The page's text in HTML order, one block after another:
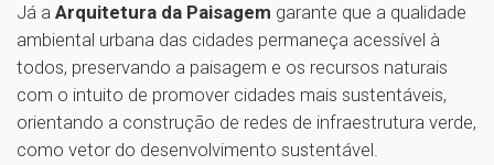
Já a Arquitetura da Paisagem garante que a qualidade
ambiental urbana das cidades permaneça acessível à
todos, preservando a paisagem e os recursos naturais
com o intuito de promover cidades mais sustentáveis,
orientando a construção de redes de infraestrutura verde,
como vetor do desenvolvimento sustentável.